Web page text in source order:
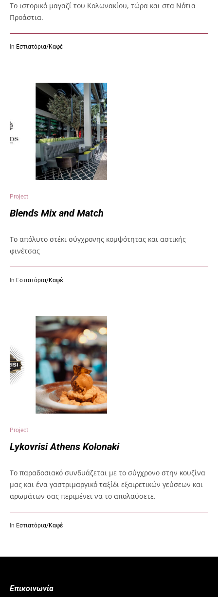
To ιστορικό μαγαζί του Κολωνακίου, τώρα και στα Νότια
Προάστια.
In Εστιατόρια/Καφέ
Project
Blends Mix and Match
To απόλυτο στέκι σύγχρονης κομψότητας και αστικής
φινέτσας
In Εστιατόρια/Καφέ
Project
Lykovrisi Athens Kolonaki
Το παραδοσιακό συνδυάζεται με το σύγχρονο στην κουζίνα
μας και ένα γαστριμαργικό ταξίδι εξαιρετικών γεύσεων και
αρωμάτων σας περιμένει να το απολαύσετε.
In Εστιατόρια/Καφέ
Επικοινωνία